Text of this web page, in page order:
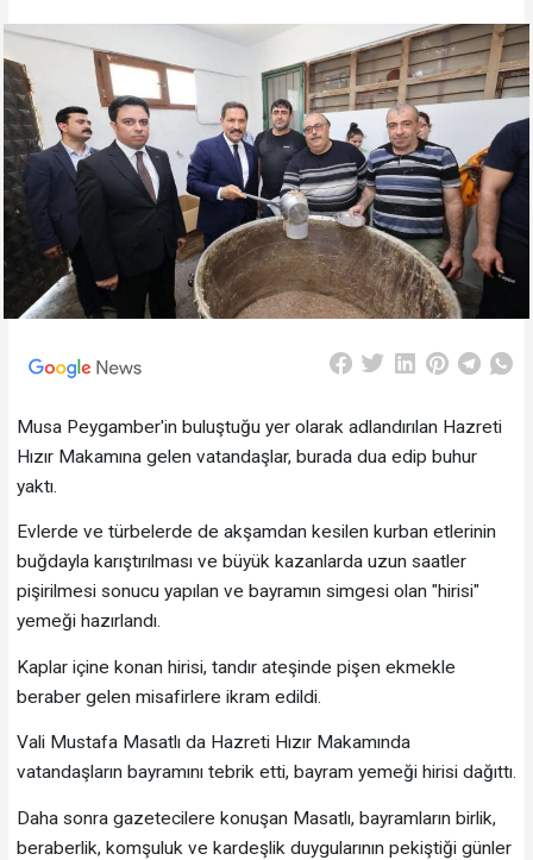
Musa Peygamber'in buluştuğu yer olarak adlandırılan Hazreti
Hızır Makamına gelen vatandaşlar, burada dua edip buhur
yaktı.
Evlerde ve türbelerde de akşamdan kesilen kurban etlerinin
buğdayla karıştırılması ve büyük kazanlarda uzun saatler
pişirilmesi sonucu yapılan ve bayramın simgesi olan "hirisi"
yemeği hazırlandı.
Kaplar içine konan hirisi, tandır ateşinde pişen ekmekle
beraber gelen misafirlere ikram edildi.
Vali Mustafa Masatlı da Hazreti Hızır Makamında
vatandaşların bayramını tebrik etti, bayram yemeği hirisi dağıttı.
Daha sonra gazetecilere konuşan Masatlı, bayramların birlik,
beraberlik, komşuluk ve kardeşlik duygularının pekiştiği günler